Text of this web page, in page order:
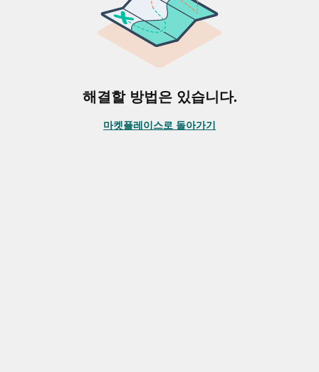
해결할 방법은 있습니다.
마켓플레이스로 돌아가기